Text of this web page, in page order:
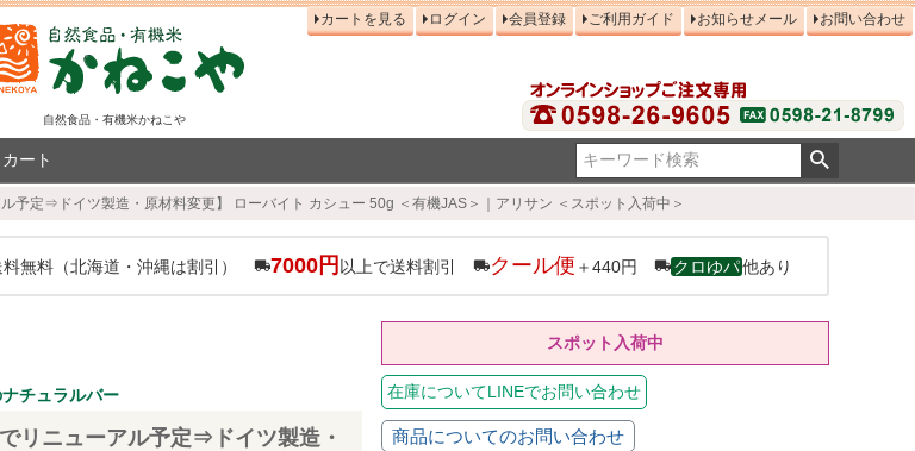
自然食品・有機米かねこや
カートを見る ログイン 会員登録 ご利用ガイド お知らせメール お問い合わせ
カート
予定⇒ドイツ製造・原材料変更】 ローバイト カシュー 50g ＜有機JAS＞｜アリサン ＜スポット入荷中＞
料無料（北海道・沖縄は割引） 7000円 以上で送料割引 クール便 ＋440円 クロゆパ他あり
チュラルバー
リニューアル予定⇒ドイツ製造・
スポット入荷中
在庫についてLINEでお問い合わせ
商品についてのお問い合わせ